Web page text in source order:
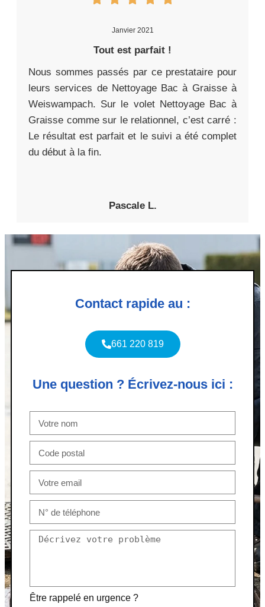
Janvier 2021
Tout est parfait !
Nous sommes passés par ce prestataire pour
leurs services de Nettoyage Bac à Graisse à
Weiswampach. Sur le volet Nettoyage Bac à
Graisse comme sur le relationnel, c’est carré :
Le résultat est parfait et le suivi a été complet
du début à la fin.
Pascale L.
Contact rapide au :
661 220 819
Une question ? Écrivez-nous ici :
Être rappelé en urgence ?